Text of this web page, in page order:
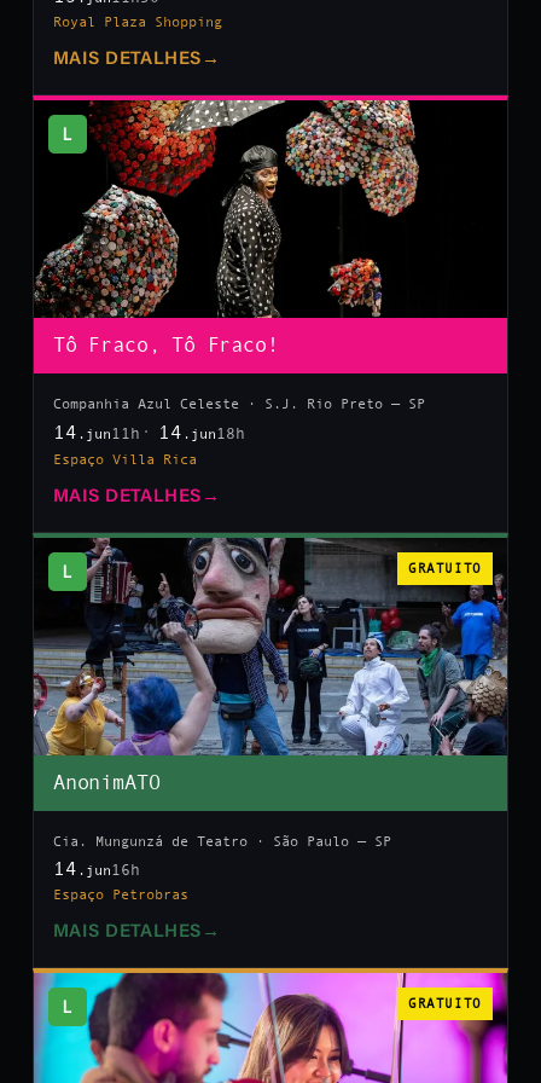
Royal Plaza Shopping
MAIS DETALHES →
L
Tô Fraco, Tô Fraco!
Companhia Azul Celeste · S.J. Rio Preto — SP
14 .jun 11h 14 .jun 18h
Espaço Villa Rica
MAIS DETALHES →
L GRATUITO
AnonimATO
Cia. Mungunzá de Teatro · São Paulo — SP
14 .jun 16h
Espaço Petrobras
MAIS DETALHES →
L GRATUITO